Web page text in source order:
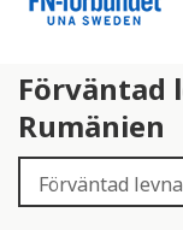
Förväntad
Rumänien